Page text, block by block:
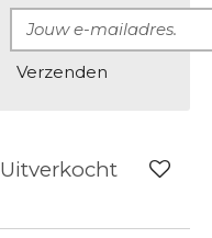
Verzenden
Uitverkocht